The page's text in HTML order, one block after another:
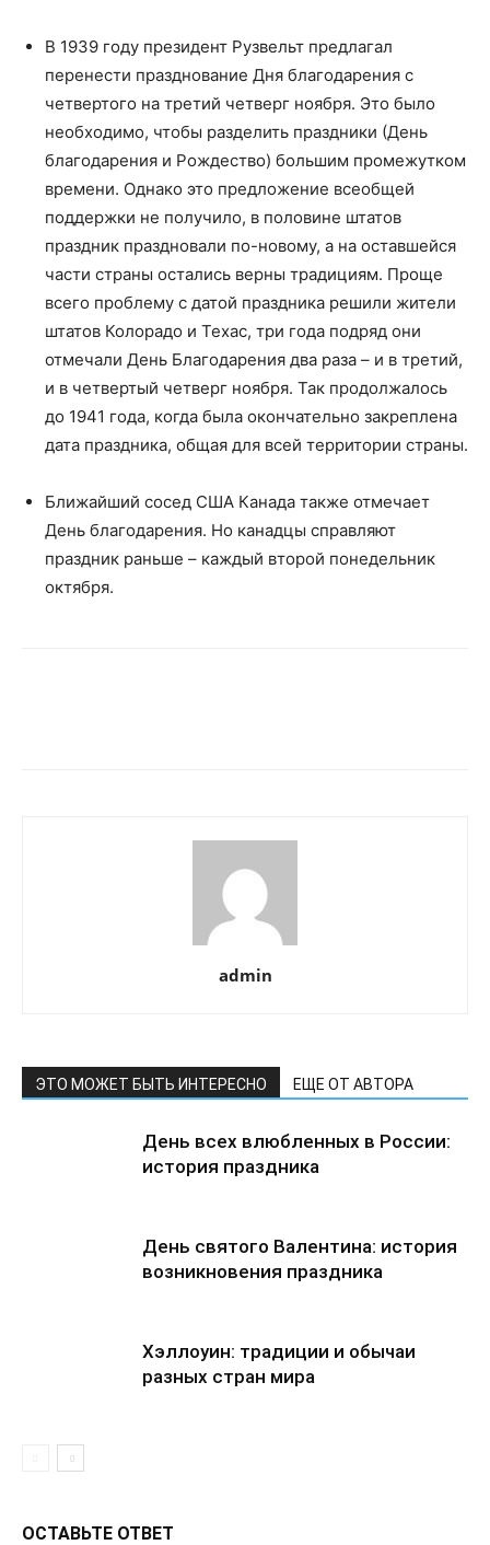
В 1939 году президент Рузвельт предлагал
перенести празднование Дня благодарения с
четвертого на третий четверг ноября. Это было
необходимо, чтобы разделить праздники (День
благодарения и Рождество) большим промежутком
времени. Однако это предложение всеобщей
поддержки не получило, в половине штатов
праздник праздновали по-новому, а на оставшейся
части страны остались верны традициям. Проще
всего проблему с датой праздника решили жители
штатов Колорадо и Техас, три года подряд они
отмечали День Благодарения два раза – и в третий,
и в четвертый четверг ноября. Так продолжалось
до 1941 года, когда была окончательно закреплена
дата праздника, общая для всей территории страны.
Ближайший сосед США Канада также отмечает
День благодарения. Но канадцы справляют
праздник раньше – каждый второй понедельник
октября.
admin
ЭТО МОЖЕТ БЫТЬ ИНТЕРЕСНО ЕЩЕ ОТ АВТОРА
День всех влюбленных в России:
история праздника
День святого Валентина: история
возникновения праздника
Хэллоуин: традиции и обычаи
разных стран мира
ОСТАВЬТЕ ОТВЕТ